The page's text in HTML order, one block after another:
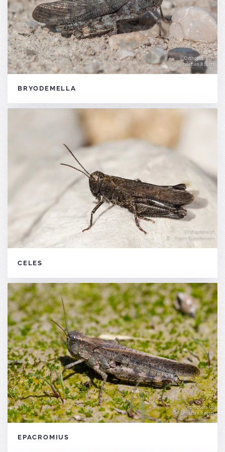
BRYODEMELLA
CELES
EPACROMIUS